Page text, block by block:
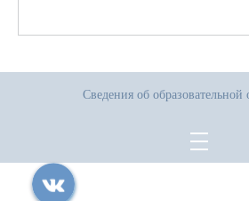
Сведения об образовательной